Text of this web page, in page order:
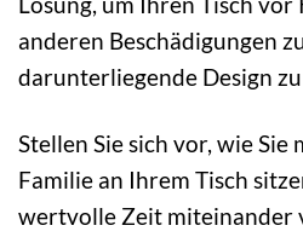
anderen Beschädigungen
darunterliegende Design
Stellen Sie sich vor, wie Sie
Familie an Ihrem Tisch
wertvolle Zeit miteinander